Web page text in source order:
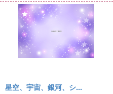
星空、宇宙、銀河、シ...